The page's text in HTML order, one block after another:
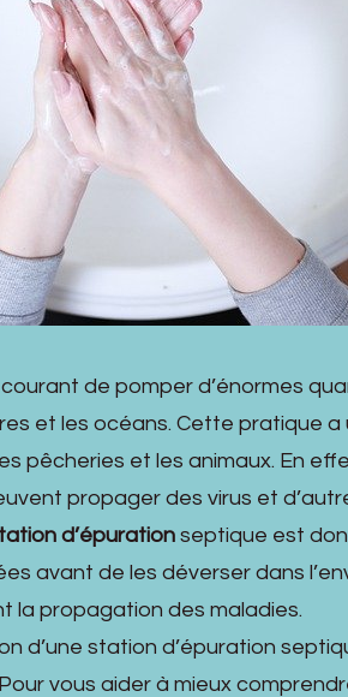
de pomper d’énormes
et les océans. Cette pratique
pêcheries et les animaux. En
propager des virus et
d’épuration septique est
avant de les déverser dans
la propagation des maladies.
d’une station d’épuration
vous aider à mieux